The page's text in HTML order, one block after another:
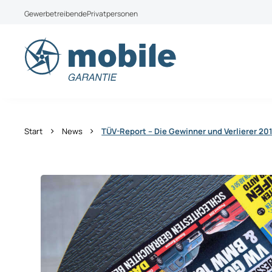
Weiter zum Inhalt
GewerbetreibendePrivatpersonen
Aktuell bieten wir leider keine Produkte für
Wechseln Sie zu mobile Garantie Österreich
Start › News › TÜV-Report – Die Gewinner und Verlierer